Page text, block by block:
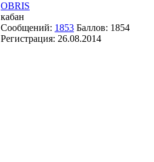
OBRIS
кабан
Сообщений: 1853 Баллов: 1854
Регистрация: 26.08.2014